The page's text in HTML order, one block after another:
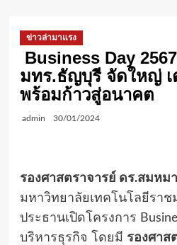
ข่าวล่ามาแรง
Business Day
มทร.ธัญบุรี จัดใหญ่
พร้อมก้าวสู่อนาคต
admin 30/01/2024
รองศาสตราจารย์ ดร.สมหม
มหาวิทยาลัยเทคโนโลยีราช
ประธานเปิดโครงการ
บริหารธุรกิจ โดยมี รองศาส